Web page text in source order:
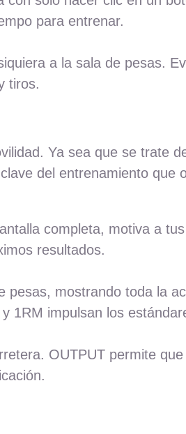
para entrenar.
a la sala de pesas.
tiros.
Ya sea que se trate
del entrenamiento que
completa, motiva a
resultados.
mostrando toda la
1RM impulsan los
OUTPUT permite